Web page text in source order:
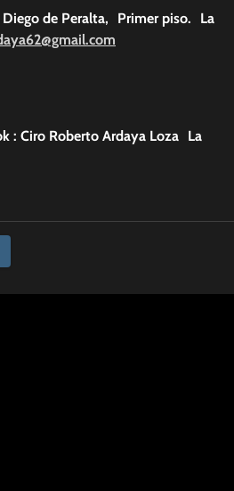
Diego de Peralta, Primer piso. La
: Ciro Roberto Ardaya Loza La